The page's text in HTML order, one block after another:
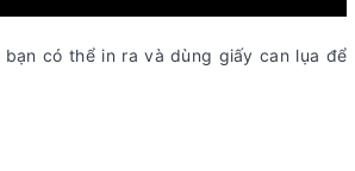
có thể in ra và dùng giấy can lụa để